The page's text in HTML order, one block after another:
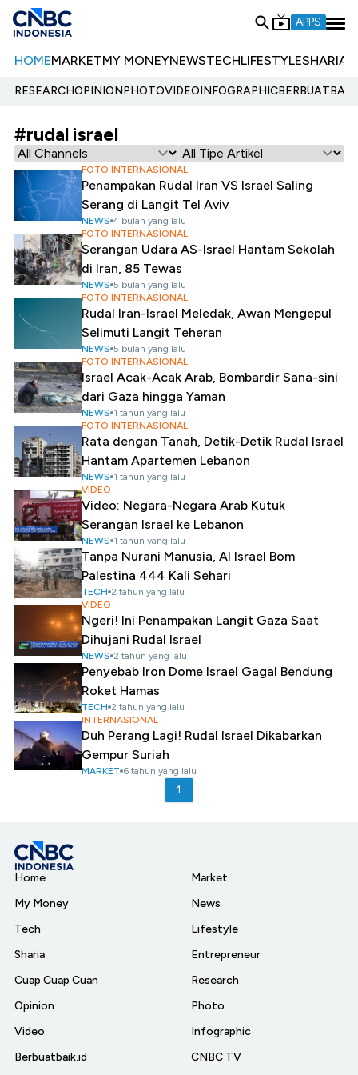
APPS
HOMEMARKETMY MONEYNEWSTECHLIFESTYLESHARIA
RESEARCHOPINIONPHOTOVIDEOINFOGRAPHIC
#rudal israel
FOTO INTERNASIONAL
Penampakan Rudal Iran VS Israel Saling
Serang di Langit Tel Aviv
NEWS 4 bulan yang lalu
FOTO INTERNASIONAL
Serangan Udara AS-Israel Hantam Sekolah
di Iran, 85 Tewas
NEWS 5 bulan yang lalu
FOTO INTERNASIONAL
Rudal Iran-Israel Meledak, Awan Mengepul
Selimuti Langit Teheran
NEWS 5 bulan yang lalu
FOTO INTERNASIONAL
Israel Acak-Acak Arab, Bombardir Sana-sini
dari Gaza hingga Yaman
NEWS 1 tahun yang lalu
FOTO INTERNASIONAL
Rata dengan Tanah, Detik-Detik Rudal Israel
Hantam Apartemen Lebanon
NEWS 1 tahun yang lalu
VIDEO
Video: Negara-Negara Arab Kutuk
Serangan Israel ke Lebanon
NEWS 1 tahun yang lalu
Tanpa Nurani Manusia, AI Israel Bom
Palestina 444 Kali Sehari
TECH 2 tahun yang lalu
VIDEO
Ngeri! Ini Penampakan Langit Gaza Saat
Dihujani Rudal Israel
NEWS 2 tahun yang lalu
Penyebab Iron Dome Israel Gagal Bendung
Roket Hamas
TECH 2 tahun yang lalu
INTERNASIONAL
Duh Perang Lagi! Rudal Israel Dikabarkan
Gempur Suriah
MARKET 6 tahun yang lalu
1
Home
My Money
Tech
Sharia
Cuap Cuap Cuan
Opinion
Video
Berbuatbaik.id
Market
News
Lifestyle
Entrepreneur
Research
Photo
Infographic
CNBC TV